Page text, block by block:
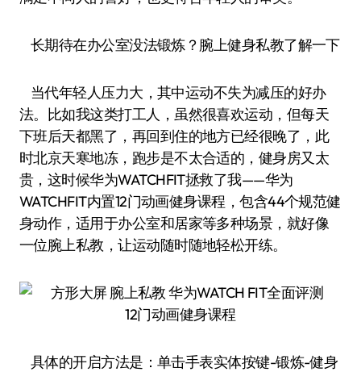
长期待在办公室没法锻炼？腕上健身私教了解一下
当代年轻人压力大，其中运动不失为减压的好办
法。比如我这类打工人，虽然很喜欢运动，但每天
下班后天都黑了，再回到住的地方已经很晚了，此
时北京天寒地冻，跑步是不太合适的，健身房又太
贵，这时候华为WATCHFIT拯救了我——华为
WATCHFIT内置12门动画健身课程，包含44个规范健
身动作，适用于办公室和居家等多种场景，就好像
一位腕上私教，让运动随时随地轻松开练。
12门动画健身课程
具体的开启方法是：单击手表实体按键-锻炼-健身